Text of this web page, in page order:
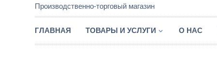
Производственно-торговый магазин
ГЛАВНАЯ ТОВАРЫ И УСЛУГИ О НАС